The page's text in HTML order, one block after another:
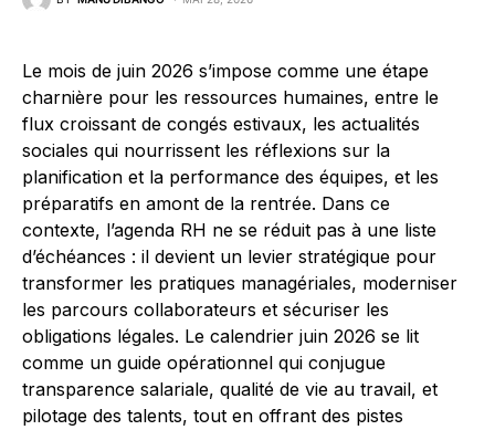
Le mois de juin 2026 s’impose comme une étape
charnière pour les ressources humaines, entre le
flux croissant de congés estivaux, les actualités
sociales qui nourrissent les réflexions sur la
planification et la performance des équipes, et les
préparatifs en amont de la rentrée. Dans ce
contexte, l’agenda RH ne se réduit pas à une liste
d’échéances : il devient un levier stratégique pour
transformer les pratiques managériales, moderniser
les parcours collaborateurs et sécuriser les
obligations légales. Le calendrier juin 2026 se lit
comme un guide opérationnel qui conjugue
transparence salariale, qualité de vie au travail, et
pilotage des talents, tout en offrant des pistes